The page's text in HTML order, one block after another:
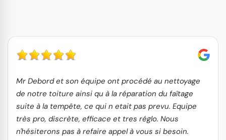
Mr Debord et son équipe ont procédé au nettoyage
de notre toiture ainsi qu à la réparation du faîtage
suite à la tempête, ce qui n etait pas prevu. Equipe
très pro, discrète, efficace et tres réglo. Nous
n'hésiterons pas à refaire appel à vous si besoin.